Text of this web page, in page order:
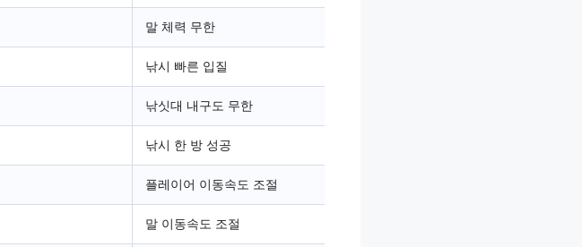
말 체력 무한
낚시 빠른 입질
낚싯대 내구도 무한
낚시 한 방 성공
플레이어 이동속도 조절
말 이동속도 조절